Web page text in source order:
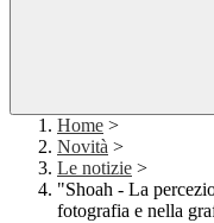
Home >
Novità >
Le notizie >
"Shoah - La
fotografia e nella